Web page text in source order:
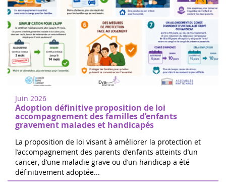
Juin 2026
Adoption définitive proposition de loi
accompagnement des familles d’enfants
gravement malades et handicapés
La proposition de loi visant à améliorer la protection et
l’accompagnement des parents d’enfants atteints d’un
cancer, d’une maladie grave ou d’un handicap a été
définitivement adoptée...
18
juin
2022
Women of heart in Nogent sur Oise
Walk or run to support childhood cancer
research in Nogent-sur-Oise, 30 minutes
of the donations will be d...
04
The 24 hours of Boissy le Cutté
The Running Pour L'espoir team is